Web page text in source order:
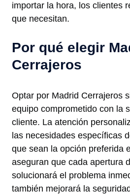
importar la hora, los clientes
que necesitan.
Por qué elegir
Cerrajeros
Optar por Madrid Cerrajeros
equipo comprometido con la
cliente. La atención
las necesidades específicas
que sean la opción preferida
aseguran que cada apertura
solucionará el problema
también mejorará la